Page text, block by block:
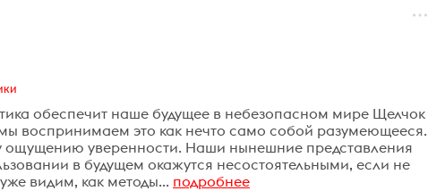
обеспечит наше будущее в небезопасном мире Щелчок
мы воспринимаем это как нечто само собой разумеющееся.
ощущению уверенности. Наши нынешние представления
в будущем окажутся несостоятельными, если не
видим, как методы... подробнее